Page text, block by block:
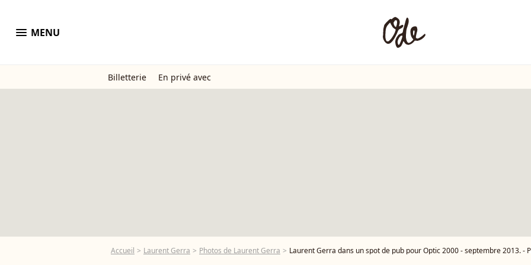
menu MENU
Billetterie En privé avec
Accueil Laurent Gerra Photos de Laurent Gerra Laurent Gerra dans un spot de pub pour Optic 2000 - septembre 2013. -